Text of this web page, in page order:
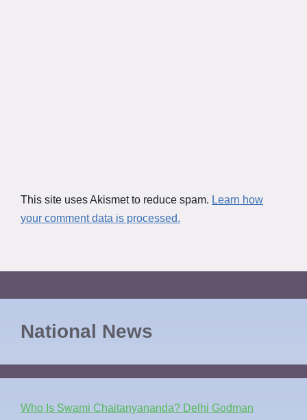
This site uses Akismet to reduce spam. Learn how
your comment data is processed.
National News
Who Is Swami Chaitanyananda? Delhi Godman